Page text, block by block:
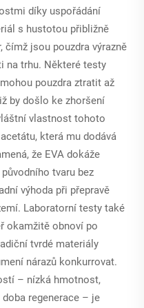
díky uspořádání
s hustotou přibližně
čímž jsou pouzdra výrazně
na trhu. Některé testy
pouzdra ztratit až
by došlo ke zhoršení
vlastnost tohoto
která mu dodává
že EVA dokáže
tvaru bez
výhoda při přepravě
Laboratorní testy také
okamžitě obnoví po
tvrdé materiály
nárazů konkurrovat.
– nízká hmotnost,
regenerace – je